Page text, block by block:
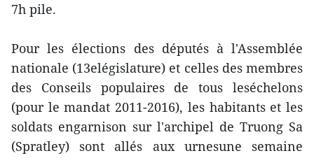
7h pile.
Pour les élections des députés à l'Assemblée
nationale (13elégislature) et celles des membres
des Conseils populaires de tous leséchelons
(pour le mandat 2011-2016), les habitants et les
soldats engarnison sur l'archipel de Truong Sa
(Spratley) sont allés aux urnesune semaine